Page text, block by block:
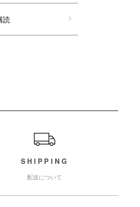
読
SHIPPING
配送について